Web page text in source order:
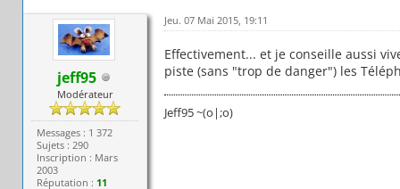
jeff95
Modérateur
Messages : 1 372
Sujets : 290
Inscription : Mars
2003
Réputation : 11
Jeu. 07 Mai 2015, 19:11
Effectivement... et je conseille aussi
piste (sans "trop de danger") les
Jeff95 ~(o|;o)